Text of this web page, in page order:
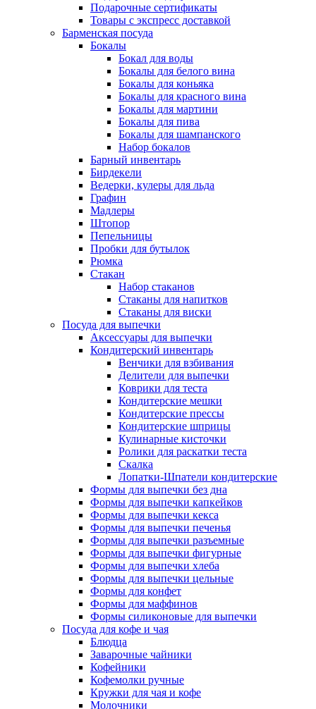
Подарочные сертификаты
Товары с экспресс доставкой
Барменская посуда
Бокалы
Бокал для воды
Бокалы для белого вина
Бокалы для коньяка
Бокалы для красного вина
Бокалы для мартини
Бокалы для пива
Бокалы для шампанского
Набор бокалов
Барный инвентарь
Бирдекели
Ведерки, кулеры для льда
Графин
Мадлеры
Штопор
Пепельницы
Пробки для бутылок
Рюмка
Стакан
Набор стаканов
Стаканы для напитков
Стаканы для виски
Посуда для выпечки
Аксессуары для выпечки
Кондитерский инвентарь
Венчики для взбивания
Делители для выпечки
Коврики для теста
Кондитерские мешки
Кондитерские прессы
Кондитерские шприцы
Кулинарные кисточки
Ролики для раскатки теста
Скалка
Лопатки-Шпатели кондитерские
Формы для выпечки без дна
Формы для выпечки капкейков
Формы для выпечки кекса
Формы для выпечки печенья
Формы для выпечки разъемные
Формы для выпечки фигурные
Формы для выпечки хлеба
Формы для выпечки цельные
Формы для конфет
Формы для маффинов
Формы силиконовые для выпечки
Посуда для кофе и чая
Блюдца
Заварочные чайники
Кофейники
Кофемолки ручные
Кружки для чая и кофе
Молочники